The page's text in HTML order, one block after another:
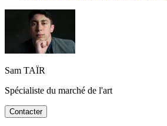
Sam TAÏR
Spécialiste du marché de l'art
Contacter